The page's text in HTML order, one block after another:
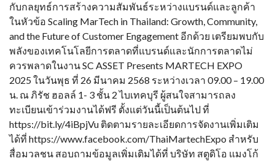
กับกลยุทธ์การสร้างความสัมพันธ์ระหว่างแบรนด์และลูกค้า
ในหัวข้อ Scaling MarTech in Thailand: Growth, Community,
and the Future of Customer Engagement อีกด้วย เตรียมพบกับ
พลังของเทคโนโลยีการตลาดที่แบรนด์และนักการตลาดไม่
ควรพลาดในงาน SC ASSET Presents MARTECH EXPO
2025 ในวันพุธ ที่ 26 มีนาคม 2568 ระหว่างเวลา 09.00 – 19.00
น. ณ ภิรัช ฮอลล์ 1- 3 ชั้น 2 ไบเทคบุรี ผู้สนใจสามารถลง
ทะเบียนเข้าร่วมงานได้ฟรี ตั้งแต่วันนี้เป็นต้นไป ที่
https://bit.ly/4iBpjVu ติดตามรายละเอียดการจัดงานเพิ่มเติม
ได้ที่ https://www.facebook.com/ThaiMartechExpo สำหรับ
สื่อมวลชน สอบถามข้อมูลเพิ่มเติมได้ที่ บริษัท สตูดิโอ แมงโก้